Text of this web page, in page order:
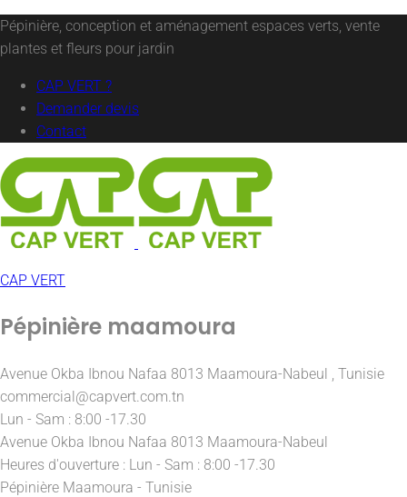
Pépinière, conception et aménagement espaces verts, vente
plantes et fleurs pour jardin
CAP VERT ?
Demander devis
Contact
CAP VERT
Pépinière maamoura
Avenue Okba Ibnou Nafaa 8013 Maamoura-Nabeul , Tunisie
commercial@capvert.com.tn
Lun - Sam : 8:00 -17.30
Avenue Okba Ibnou Nafaa 8013 Maamoura-Nabeul
Heures d'ouverture : Lun - Sam : 8:00 -17.30
Pépinière Maamoura - Tunisie